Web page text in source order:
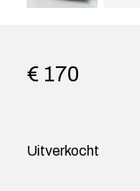
€ 170
Uitverkocht